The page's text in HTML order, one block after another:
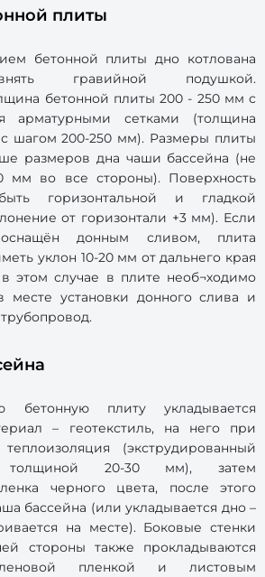
плиты
бетонной плиты дно котлована
гравийной подушкой.
бетонной плиты 200 - 250 мм с
арматурными сетками (толщина
шагом 200-250 мм). Размеры плиты
размеров дна чаши бассейна (не
мм во все стороны). Поверхность
горизонтальной и гладкой
от горизонтали +3 мм). Если
донным сливом, плита
уклон 10-20 мм от дальнего края
этом случае в плите необ¬ходимо
месте установки донного слива и
бетонную плиту укладывается
– геотекстиль, на него при
(экструдированный
толщиной 20-30 мм), затем
черного цвета, после этого
бассейна (или укладывается дно –
на месте). Боковые стенки
стороны также прокладываются
пленкой и листовым